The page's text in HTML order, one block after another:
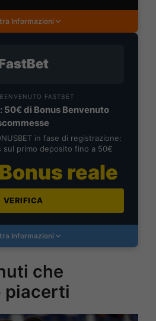
Informazioni
FASTBET
50€ di Bonus Benvenuto
in fase di registrazione:
sul primo deposito fino a 50€
reale
VERIFICA
Informazioni
che
piacerti